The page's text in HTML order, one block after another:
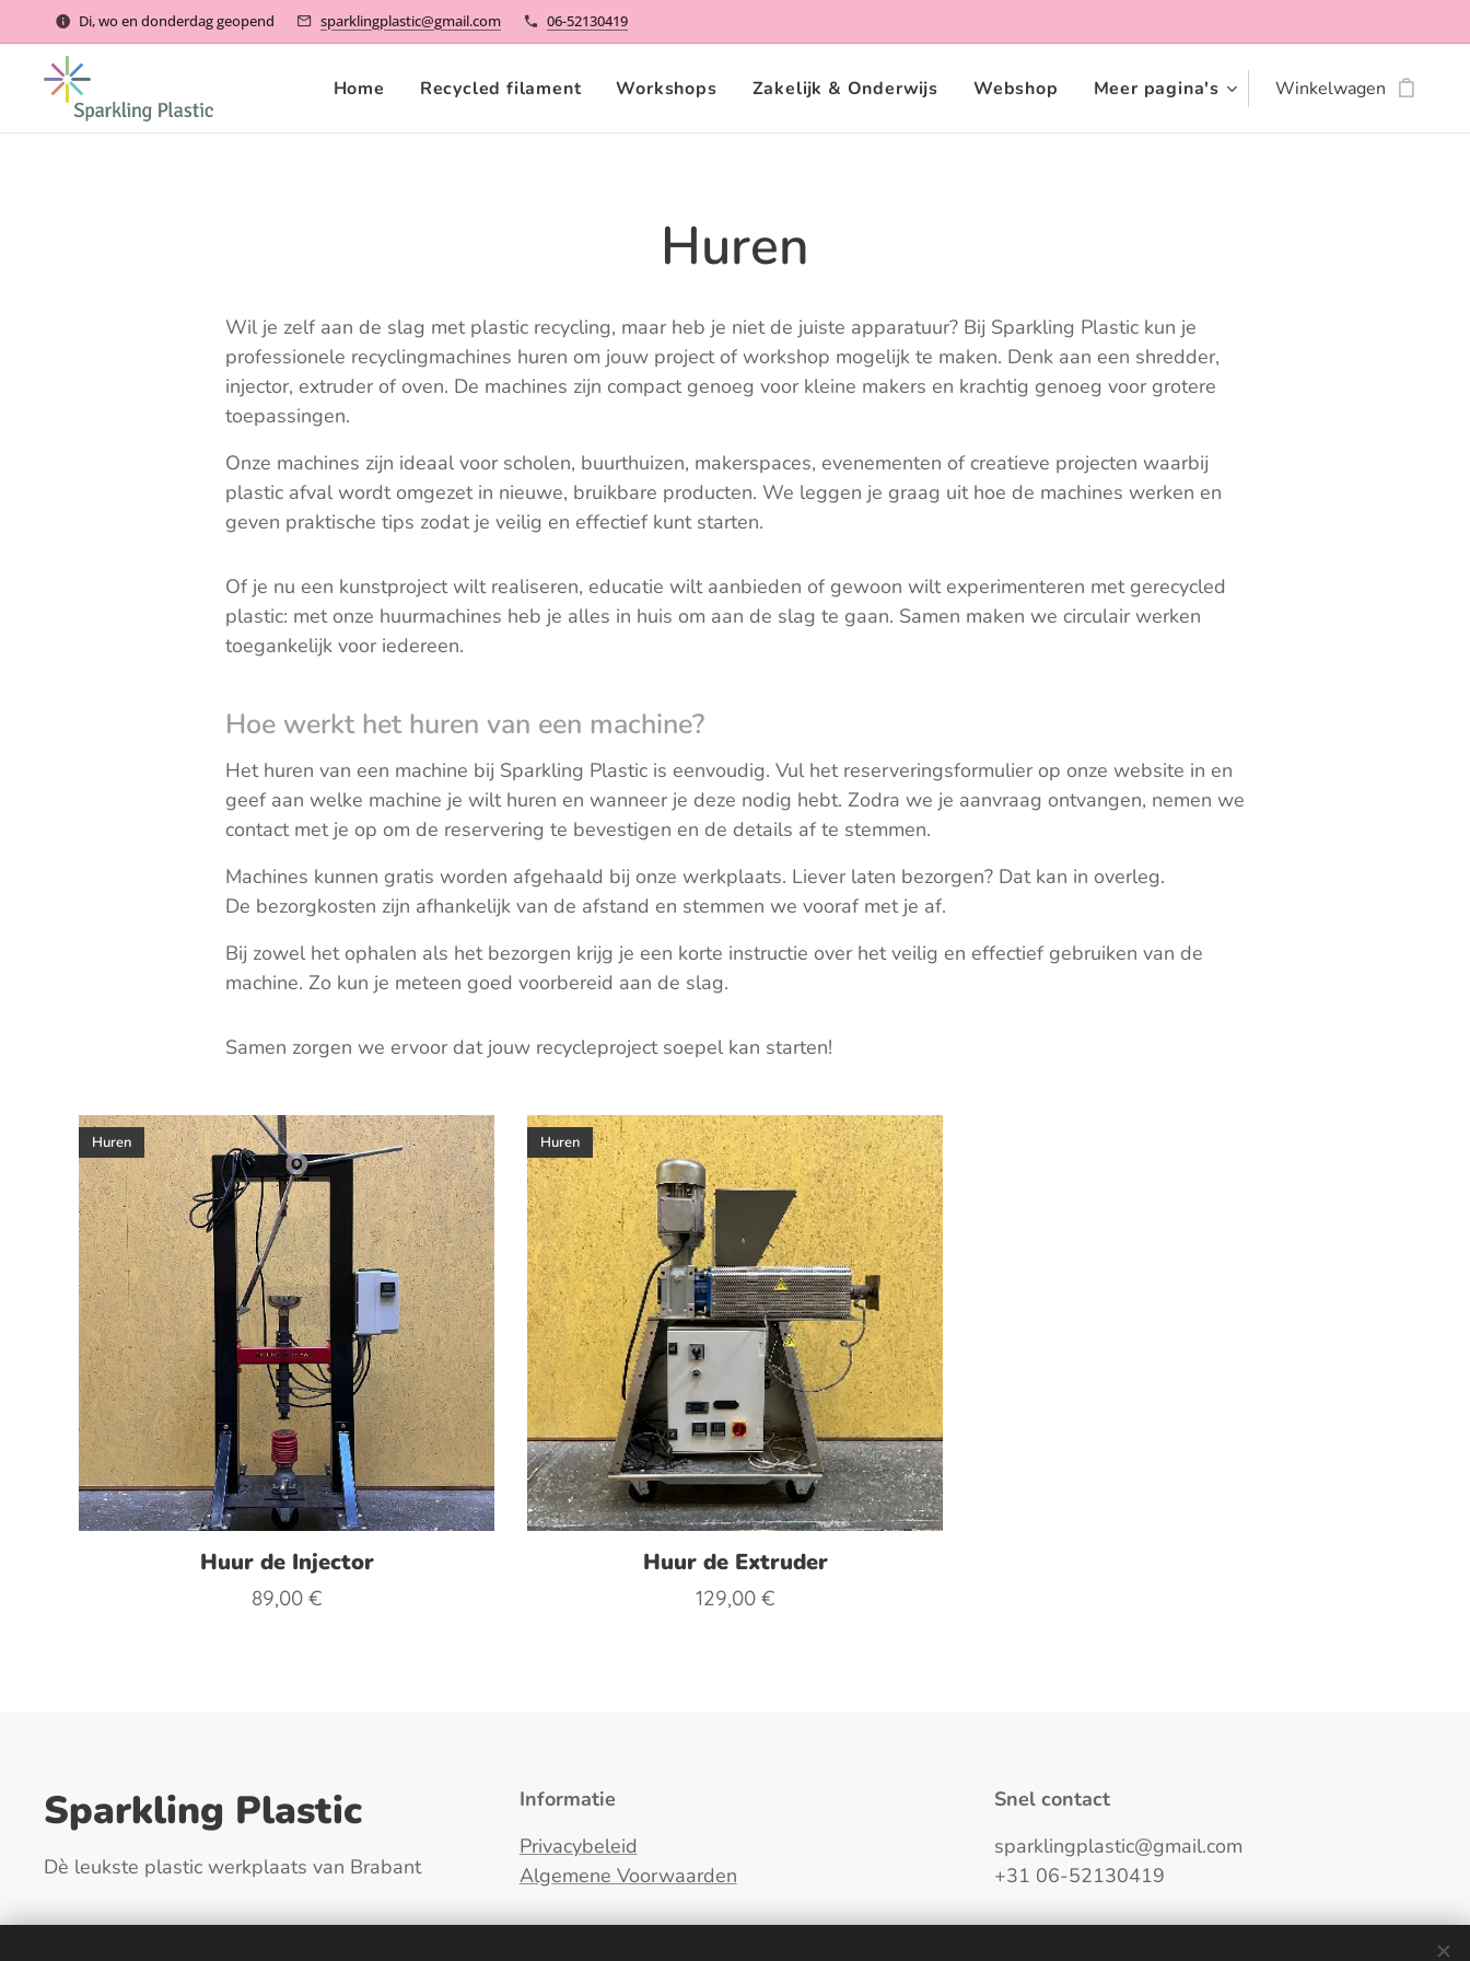
Di, wo en donderdag geopend sparklingplastic@gmail.com 06-52130419
Home Recycled filament Workshops Zakelijk & Onderwijs Webshop Meer pagina's Winkelwagen
Huren
Wil je zelf aan de slag met plastic recycling, maar heb je niet de juiste apparatuur? Bij Sparkling Plastic kun je
professionele recyclingmachines huren om jouw project of workshop mogelijk te maken. Denk aan een shredder,
injector, extruder of oven. De machines zijn compact genoeg voor kleine makers en krachtig genoeg voor grotere
toepassingen.
Onze machines zijn ideaal voor scholen, buurthuizen, makerspaces, evenementen of creatieve projecten waarbij
plastic afval wordt omgezet in nieuwe, bruikbare producten. We leggen je graag uit hoe de machines werken en
geven praktische tips zodat je veilig en effectief kunt starten.
Of je nu een kunstproject wilt realiseren, educatie wilt aanbieden of gewoon wilt experimenteren met gerecycled
plastic: met onze huurmachines heb je alles in huis om aan de slag te gaan. Samen maken we circulair werken
toegankelijk voor iedereen.
Hoe werkt het huren van een machine?
Het huren van een machine bij Sparkling Plastic is eenvoudig. Vul het reserveringsformulier op onze website in en
geef aan welke machine je wilt huren en wanneer je deze nodig hebt. Zodra we je aanvraag ontvangen, nemen we
contact met je op om de reservering te bevestigen en de details af te stemmen.
Machines kunnen gratis worden afgehaald bij onze werkplaats. Liever laten bezorgen? Dat kan in overleg.
De bezorgkosten zijn afhankelijk van de afstand en stemmen we vooraf met je af.
Bij zowel het ophalen als het bezorgen krijg je een korte instructie over het veilig en effectief gebruiken van de
machine. Zo kun je meteen goed voorbereid aan de slag.
Samen zorgen we ervoor dat jouw recycleproject soepel kan starten!
Huur de Injector
Huren
89,00€
Huur de Extruder
Huren
129,00€
Sparkling Plastic
Dè leukste plastic werkplaats van Brabant
Informatie
Privacybeleid
Algemene Voorwaarden
Snel contact
sparklingplastic@gmail.com
+31 06-52130419